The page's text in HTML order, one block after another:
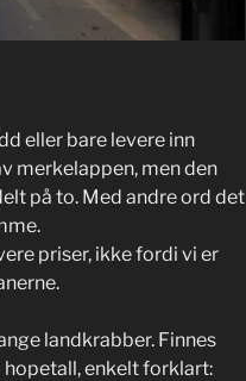
eller bare levere inn
merkelappen, men den
på to. Med andre ord det
priser, ikke fordi vi er
landkrabber. Finnes
hopetall, enkelt forklart: